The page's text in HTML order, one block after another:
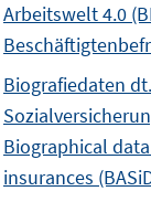
Arbeitswelt 4.0
Biografiedaten dt.
Biographical
insurances